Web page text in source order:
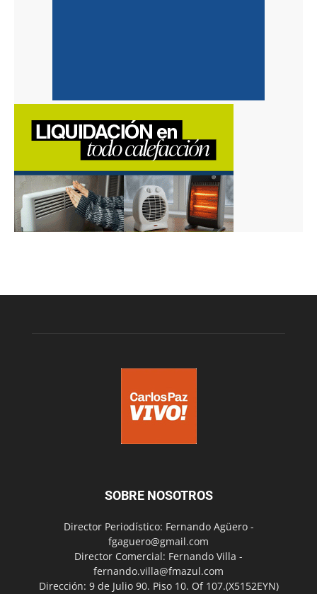
SOBRE NOSOTROS
Director Periodístico: Fernando Agüero -
fgaguero@gmail.com
Director Comercial: Fernando Villa -
fernando.villa@fmazul.com
Dirección: 9 de Julio 90. Piso 10. Of 107.(X5152EYN)